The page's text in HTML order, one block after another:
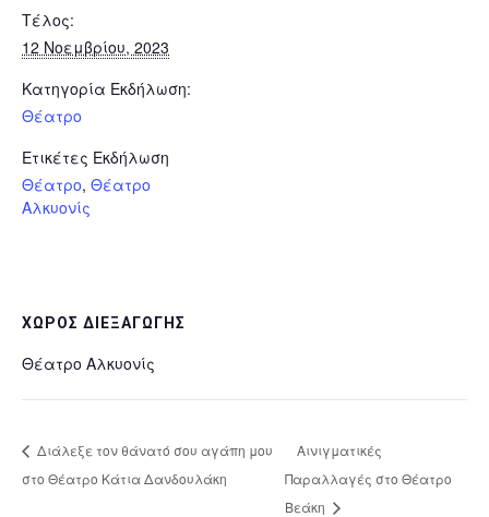
Τέλος:
12 Νοεμβρίου, 2023
Κατηγορία Εκδήλωση:
Θέατρο
Ετικέτες Εκδήλωση
Θέατρο, Θέατρο
Αλκυονίς
ΧΏΡΟΣ ΔΙΕΞΑΓΩΓΉΣ
Θέατρο Αλκυονίς
Διάλεξε τον θάνατό σου αγάπη μου
στο Θέατρο Κάτια Δανδουλάκη
Αινιγματικές
Παραλλαγές στο Θέατρο
Βεάκη